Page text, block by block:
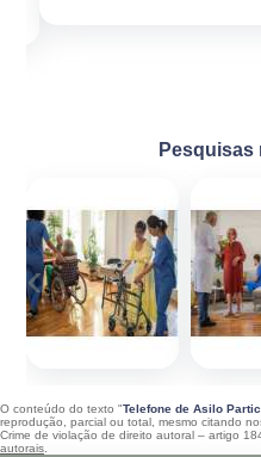
Pesquisas
‹
O conteúdo do texto "Telefone de Asilo
reprodução, parcial ou total, mesmo citando
Crime de violação de direito autoral – artigo
autorais.